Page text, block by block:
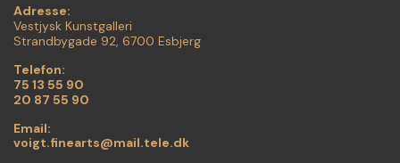
Adresse:
Vestjysk Kunstgalleri
Strandbygade 92, 6700 Esbjerg
Telefon:
75 13 55 90
20 87 55 90
Email:
voigt.finearts@mail.tele.dk